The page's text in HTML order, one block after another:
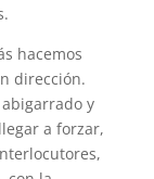
hacemos
dirección.
y
a forzar,